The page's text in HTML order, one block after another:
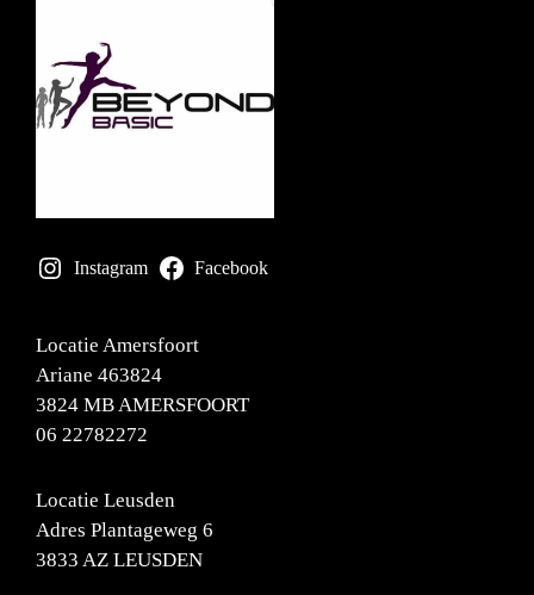
Instagram Facebook
Locatie Amersfoort
Ariane 463824
3824 MB AMERSFOORT
06 22782272
Locatie Leusden
Adres Plantageweg 6
3833 AZ LEUSDEN